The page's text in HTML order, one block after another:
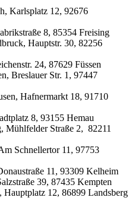
Karlsplatz 12, 92676
8, 85354 Freising
Hauptstr. 30, 82256
24, 87629 Füssen
Breslauer Str. 1, 97447
Hafnermarkt 18, 91710
8, 93155 Hemau
Straße 2, 82211
Schnellertor 11, 97753
11, 93309 Kelheim
39, 87435 Kempten
12, 86899 Landsberg